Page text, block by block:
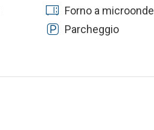
Forno a microonde
Parcheggio